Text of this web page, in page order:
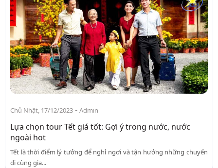
Chủ Nhật, 17/12/2023 - Admin
Lựa chọn tour Tết giá tốt: Gợi ý trong nước, nước
ngoài hot
Tết là thời điểm lý tưởng để nghỉ ngơi và tận hưởng những chuyến
đi cùng gia...